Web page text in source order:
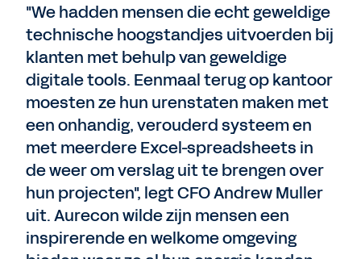
"We hadden mensen die echt geweldige
technische hoogstandjes uitvoerden bij
klanten met behulp van geweldige
digitale tools. Eenmaal terug op kantoor
moesten ze hun urenstaten maken met
een onhandig, verouderd systeem en
met meerdere Excel-spreadsheets in
de weer om verslag uit te brengen over
hun projecten", legt CFO Andrew Muller
uit. Aurecon wilde zijn mensen een
inspirerende en welkome omgeving